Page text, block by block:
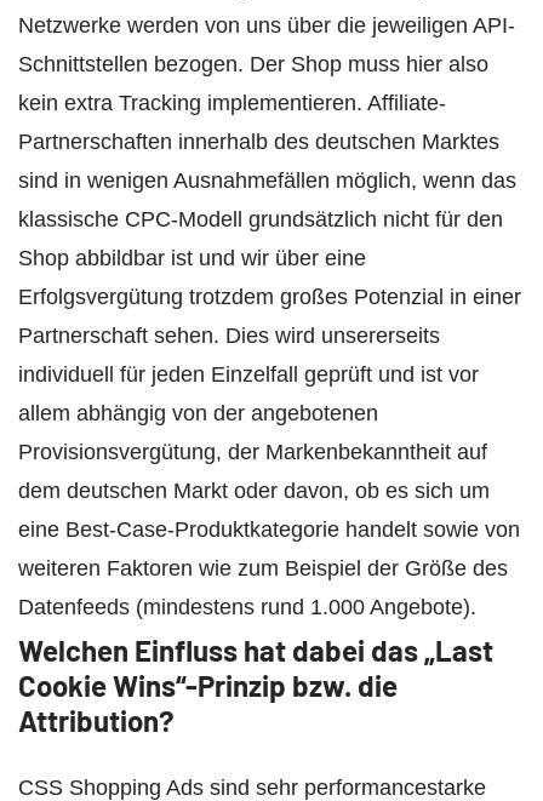
Netzwerke werden von uns über die jeweiligen API-
Schnittstellen bezogen. Der Shop muss hier also
kein extra Tracking implementieren. Affiliate-
Partnerschaften innerhalb des deutschen Marktes
sind in wenigen Ausnahmefällen möglich, wenn das
klassische CPC-Modell grundsätzlich nicht für den
Shop abbildbar ist und wir über eine
Erfolgsvergütung trotzdem großes Potenzial in einer
Partnerschaft sehen. Dies wird unsererseits
individuell für jeden Einzelfall geprüft und ist vor
allem abhängig von der angebotenen
Provisionsvergütung, der Markenbekanntheit auf
dem deutschen Markt oder davon, ob es sich um
eine Best-Case-Produktkategorie handelt sowie von
weiteren Faktoren wie zum Beispiel der Größe des
Datenfeeds (mindestens rund 1.000 Angebote).
Welchen Einfluss hat dabei das „Last
Cookie Wins“-Prinzip bzw. die
Attribution?
CSS Shopping Ads sind sehr performancestarke